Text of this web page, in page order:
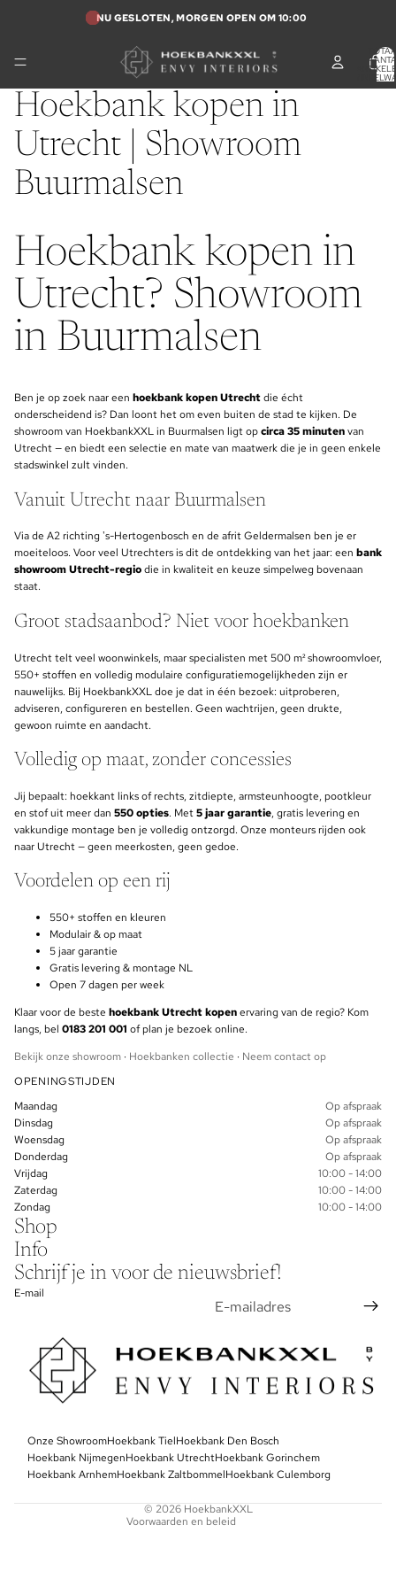
NU GESLOTEN, MORGEN OPEN OM 10:00
Hoekbank kopen in
Utrecht | Showroom
Buurmalsen
Hoekbank kopen in
Utrecht? Showroom
in Buurmalsen
Ben je op zoek naar een hoekbank kopen Utrechtdie écht
onderscheidend is? Dan loont het om even buiten de stad te kijken. De
showroom van HoekbankXXL in Buurmalsen ligt opcirca 35 minutenvan
Utrecht — en biedt een selectie en mate van maatwerk die je in geen enkele
stadswinkel zult vinden.
Vanuit Utrecht naar Buurmalsen
Via de A2 richting 's-Hertogenbosch en de afrit Geldermalsen ben je er
moeiteloos. Voor veel Utrechters is dit de ontdekking van het jaar: een bank
showroom Utrecht-regiodie in kwaliteit en keuze simpelweg bovenaan
staat.
Groot stadsaanbod? Niet voor hoekbanken
Utrecht telt veel woonwinkels, maar specialisten met 500 m² showroomvloer,
550+ stoffen en volledig modulaire configuratiemogelijkheden zijn er
nauwelijks. Bij HoekbankXXL doe je dat in één bezoek: uitproberen,
adviseren, configureren en bestellen. Geen wachtrijen, geen drukte,
gewoon ruimte en aandacht.
Volledig op maat, zonder concessies
Jij bepaalt: hoekkant links of rechts, zitdiepte, armsteunhoogte, pootkleur
en stof uit meer dan 550 opties. Met5 jaar garantie, gratis levering en
vakkundige montage ben je volledig ontzorgd. Onze monteurs rijden ook
naar Utrecht — geen meerkosten, geen gedoe.
Voordelen op een rij
550+ stoffen en kleuren
Modulair & op maat
5 jaar garantie
Gratis levering & montage NL
Open 7 dagen per week
Klaar voor de beste hoekbank Utrecht kopenervaring van de regio? Kom
langs, bel 0183 201 001 of plan je bezoek online.
Bekijk onze showroom · Hoekbanken collectie · Neem contact op
OPENINGSTIJDEN
Maandag
Op afspraak
Dinsdag
Op afspraak
Woensdag
Op afspraak
Donderdag
Op afspraak
Vrijdag
10:00 - 14:00
Zaterdag
10:00 - 14:00
Zondag
10:00 - 14:00
Shop
Info
Schrijf je in voor de nieuwsbrief!
E-mail
Onze ShowroomHoekbank TielHoekbank Den Bosch
Hoekbank NijmegenHoekbank UtrechtHoekbank Gorinchem
Hoekbank ArnhemHoekbank ZaltbommelHoekbank Culemborg
© 2026 HoekbankXXL
Voorwaarden en beleid
Algemene voorwaarden
Contactgegevens